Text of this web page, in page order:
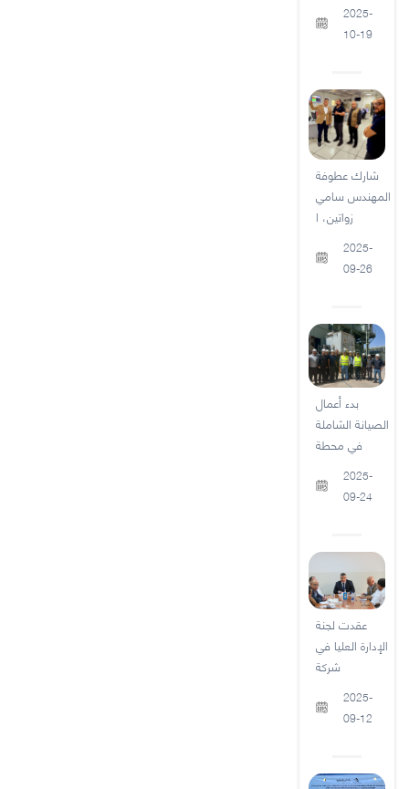
2025-
10-19
شارك عطوفة
المهندس سامي
زواتين، ا
2025-
09-26
بدء أعمال
الصيانة الشاملة
في محطة
2025-
09-24
عقدت لجنة
الإدارة العليا في
شركة
2025-
09-12